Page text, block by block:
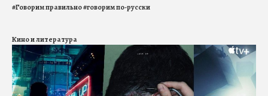
#Говорим правильно#говорим по-русски
Кино и литература